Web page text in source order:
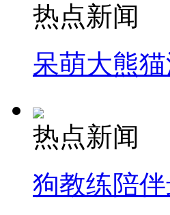
热点新闻
呆萌大熊
热点新闻
狗教练陪